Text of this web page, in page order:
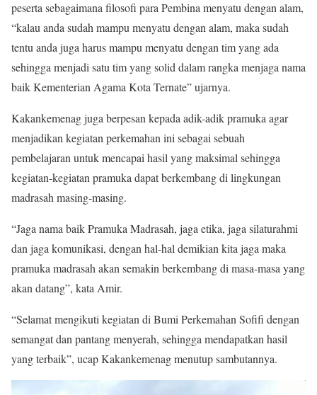
peserta sebagaimana filosofi para Pembina menyatu dengan alam,
“kalau anda sudah mampu menyatu dengan alam, maka sudah
tentu anda juga harus mampu menyatu dengan tim yang ada
sehingga menjadi satu tim yang solid dalam rangka menjaga nama
baik Kementerian Agama Kota Ternate” ujarnya.
Kakankemenag juga berpesan kepada adik-adik pramuka agar
menjadikan kegiatan perkemahan ini sebagai sebuah
pembelajaran untuk mencapai hasil yang maksimal sehingga
kegiatan-kegiatan pramuka dapat berkembang di lingkungan
madrasah masing-masing.
“Jaga nama baik Pramuka Madrasah, jaga etika, jaga silaturahmi
dan jaga komunikasi, dengan hal-hal demikian kita jaga maka
pramuka madrasah akan semakin berkembang di masa-masa yang
akan datang”, kata Amir.
“Selamat mengikuti kegiatan di Bumi Perkemahan Sofifi dengan
semangat dan pantang menyerah, sehingga mendapatkan hasil
yang terbaik”, ucap Kakankemenag menutup sambutannya.